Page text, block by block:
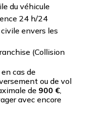
du véhicule
24 h/24
envers les
(Collision
cas de
ou de vol
de 900 €,
avec encore